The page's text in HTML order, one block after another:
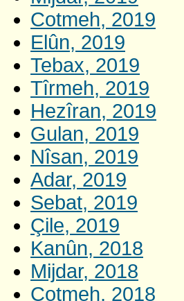
Cotmeh, 2019
Elûn, 2019
Tebax, 2019
Tîrmeh, 2019
Hezîran, 2019
Gulan, 2019
Nîsan, 2019
Adar, 2019
Sebat, 2019
Çile, 2019
Kanûn, 2018
Mijdar, 2018
Cotmeh, 2018